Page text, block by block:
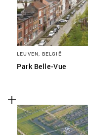
LEUVEN, BELGIË
Park Belle-Vue